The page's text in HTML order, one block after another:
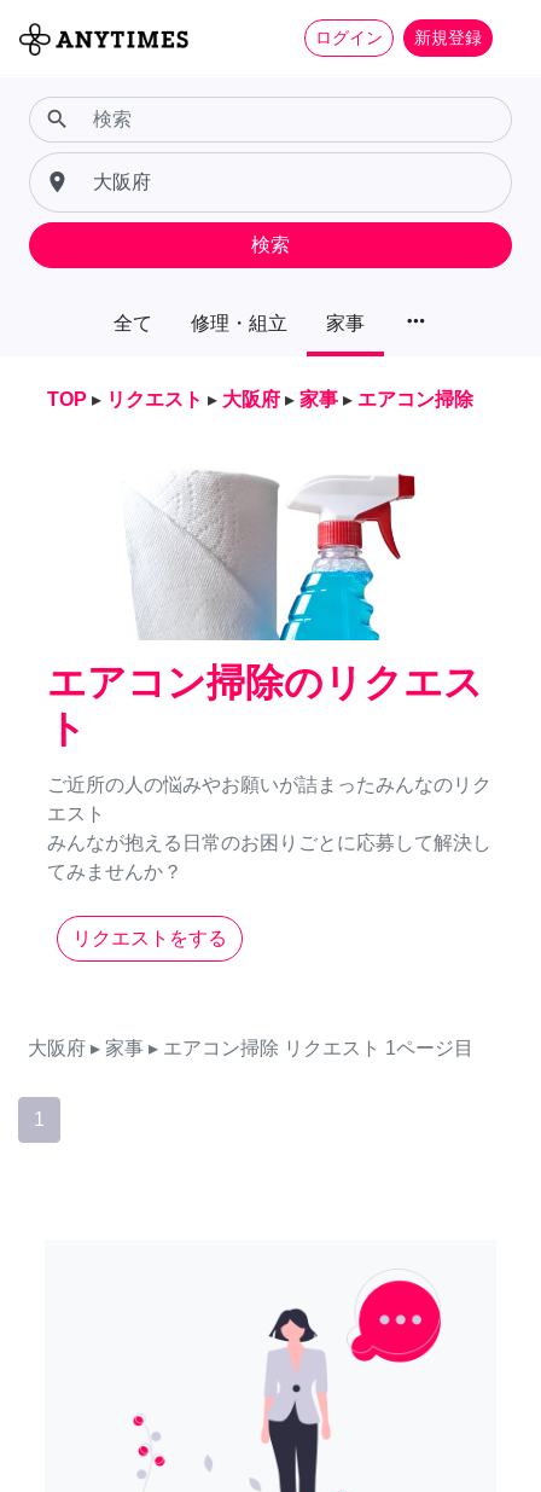
ログイン 新規登録
全て 修理・組立 家事 more_horiz
search
place
検索
TOP ▸ リクエスト ▸ 大阪府 ▸ 家事 ▸ エアコン掃除
エアコン掃除のリクエス
ト
ご近所の人の悩みやお願いが詰まったみんなのリク
エスト
みんなが抱える日常のお困りごとに応募して解決し
てみませんか？
リクエストをする
大阪府 ▸ 家事 ▸ エアコン掃除 リクエスト 1ページ目
1